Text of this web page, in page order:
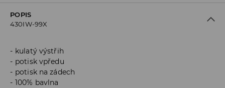
POPIS
430IW-99X
kulatý výstřih
potisk vpředu
potisk na zádech
100% bavlna